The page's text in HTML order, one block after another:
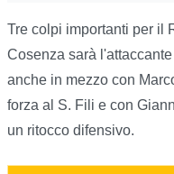
Tre colpi importanti per il
Cosenza sarà
anche in mezzo con
forza al S. Fili e con
un ritocco difensivo.